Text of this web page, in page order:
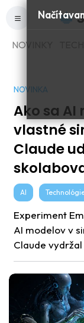
NOVINKY
NOVINKA
Ako sa
vlastné
Claude
AI
Experiment
AI modelov v
Claude vydržal